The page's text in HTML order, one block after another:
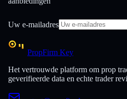
Uw e-mailadres
PropFirm Key
Het vertrouwde platform om prop
geverifieerde data en echte trader